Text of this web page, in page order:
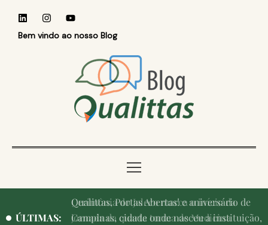
Bem vindo ao nosso Blog
ÚLTIMAS:
Qualittas, Portas Abertas! e aniversário de
Campinas, cidade onde nasceu a instituição,